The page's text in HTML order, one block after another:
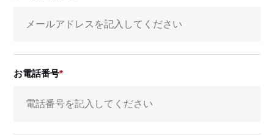
お電話番号